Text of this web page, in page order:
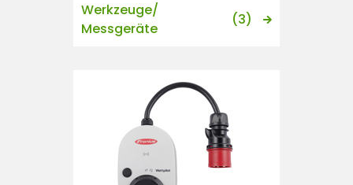
Werkzeuge/
Messgeräte
(3)